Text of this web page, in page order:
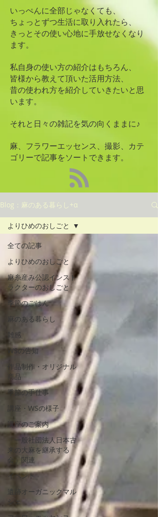
いっぺんに全部じゃなくても、
ちょっとずつ生活に取り入れたら、
きっとその使い心地に手放せなくなり
ます。
私自身の使い方の紹介はもちろん、
皆様から教えて頂いた活用方法、
昔の使われ方を紹介していきたいと思
います。
​それと日々の雑記を気の向くままに♪
麻、フラワーエッセンス、撮影、カテ
ゴリーで記事をソートできます。
Blog：麻のある暮らし+α
全ての記事
よりひめのおしごと
麻糸産み公認インスト
ラクターのおしごと
季節のごはん
麻のある暮らし
雑感
WSの告知
作品制作・オリジナル
商品
季節の手仕事
講座・WSの様子
講座のご案内
「一般社団法人日本古
来の大麻を継承する
会」関連
イベント
遺跡オーガニックマル
シェ
よりひめのおしごと